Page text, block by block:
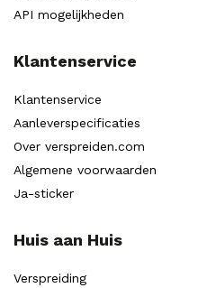
API mogelijkheden
Klantenservice
Klantenservice
Aanleverspecificaties
Over verspreiden.com
Algemene voorwaarden
Ja-sticker
Huis aan Huis
Verspreiding